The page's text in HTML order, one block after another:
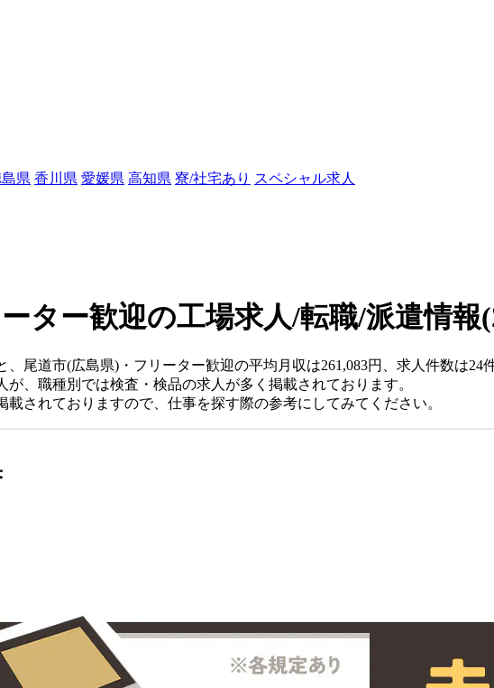
県 香川県 愛媛県 高知県 寮/社宅あり スペシャル求人
ター歓迎の工場求人/転職/派遣情報
尾道市(広島県)・フリーター歓迎の平均月収は261,083円、求人件数は24
、職種別では検査・検品の求人が多く掲載されております。
されておりますので、仕事を探す際の参考にしてみてください。